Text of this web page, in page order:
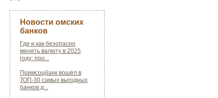
Новости омских
банков
Где и как безопасно
менять валюту в 2025
году: про...
Примсоцбанк вошёл в
ТОП-30 самых выгодных
банков д...